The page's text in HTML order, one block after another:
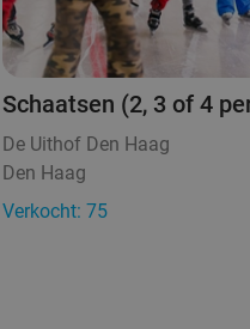
Schaatsen (2, 3 of 4
De Uithof Den Haag
Den Haag
Verkocht: 75